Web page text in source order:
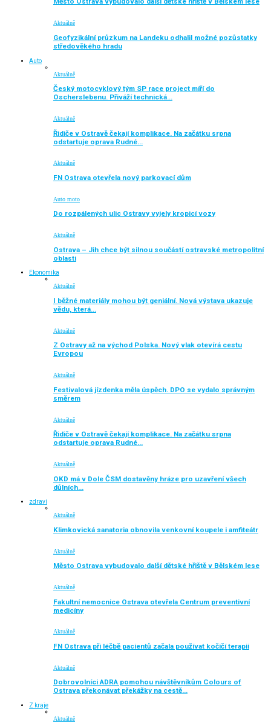
Aktuálně
Geofyzikální průzkum na Landeku odhalil možné pozůstatky
středověkého hradu
Auto
Aktuálně
Český motocyklový tým SP race project míří do
Oscherslebenu. Přiváží technická…
Aktuálně
Řidiče v Ostravě čekají komplikace. Na začátku srpna
odstartuje oprava Rudné…
Aktuálně
FN Ostrava otevřela nový parkovací dům
Auto moto
Do rozpálených ulic Ostravy vyjely kropicí vozy
Aktuálně
Ostrava – Jih chce být silnou součástí ostravské metropolitní
oblasti
Ekonomika
Aktuálně
I běžné materiály mohou být geniální. Nová výstava ukazuje
vědu, která…
Aktuálně
Z Ostravy až na východ Polska. Nový vlak otevírá cestu
Evropou
Aktuálně
Festivalová jízdenka měla úspěch. DPO se vydalo správným
směrem
Aktuálně
Řidiče v Ostravě čekají komplikace. Na začátku srpna
odstartuje oprava Rudné…
Aktuálně
OKD má v Dole ČSM dostavěny hráze pro uzavření všech
důlních…
zdraví
Aktuálně
Klimkovická sanatoria obnovila venkovní koupele i amfiteátr
Aktuálně
Město Ostrava vybudovalo další dětské hřiště v Bělském lese
Aktuálně
Fakultní nemocnice Ostrava otevřela Centrum preventivní
medicíny
Aktuálně
FN Ostrava při léčbě pacientů začala používat kočičí terapii
Aktuálně
Dobrovolníci ADRA pomohou návštěvníkům Colours of
Ostrava překonávat překážky na cestě…
Z kraje
Aktuálně